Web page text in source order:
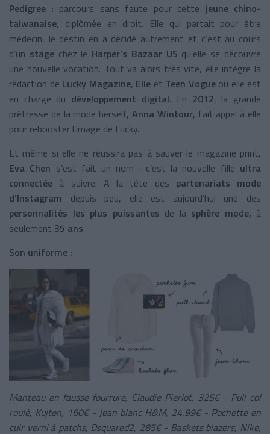
Pedigree : parcours sans faute pour cette jeune chino-
taiwanaise, diplômée en droit. Elle qui partait pour être
médecin, le destin en a décidé autrement et c’est au cours
d’un stagechez le Harper’s Bazaar US qu’elle se découvre
une nouvelle vocation. Tout va alors très vite, elle intègre la
rédaction de Lucky Magazine, Elle et Teen Vogueoù elle est
en charge du développement digital. En 2012, la grande
prêtresse de la mode herself, Anna Wintour, fait appel à elle
pour rebooster l’image de Lucky.
Et même si elle ne réussira pas à sauver le magazine print,
Eva Chen s’est fait un nom : c’est la nouvelle fille ultra
connectée à suivre. A la tête des partenariats mode
d’Instagram depuis peu, elle est aujourd’hui une des
personnalités les plus puissantes de la sphère mode, à
seulement 35 ans.
Son uniforme :
Manteau en fausse fourrure, Claudie Pierlot, 325€ - Pull col
roulé, Kujten, 160€- Jean blanc H&M, 24,99€ - Pochette en
cuir verni à patchs, Dsquared2, 285€ - Baskets blazers, Nike,